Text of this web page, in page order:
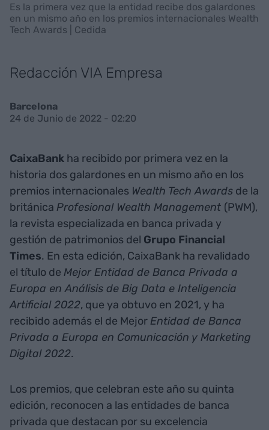
Es la primera vez que la entidad recibe dos galardones
en un mismo año en los premios internacionales Wealth
Tech Awards | Cedida
Redacción VIA Empresa
Barcelona
24 de Junio de 2022 - 02:20
CaixaBank ha recibido por primera vez en la
historia dos galardones en un mismo año en los
premios internacionales Wealth Tech Awards de la
británica Profesional Wealth Management (PWM),
la revista especializada en banca privada y
gestión de patrimonios del Grupo Financial
Times. En esta edición, CaixaBank ha revalidado
el título de Mejor Entidad de Banca Privada a
Europa en Análisis de Big Data e Inteligencia
Artificial 2022, que ya obtuvo en 2021, y ha
recibido además el de MejorEntidad de Banca
Privada a Europa en Comunicación y Marketing
Digital 2022.
Los premios, que celebran este año su quinta
edición, reconocen a las entidades de banca
privada que destacan por su excelencia